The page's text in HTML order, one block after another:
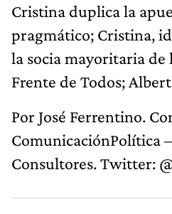
Cristina duplica la
pragmático; Cristina,
la socia mayoritaria de
Frente de Todos;
Por José Ferrentino.
ComunicaciónPolítica
Consultores. Twitter: